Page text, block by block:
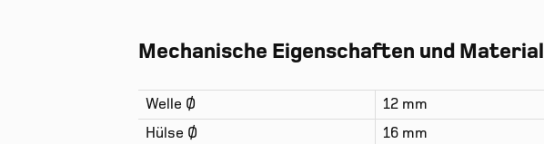
Mechanische Eigenschaften und Material
Welle Ø
12 mm
Hülse Ø
16 mm